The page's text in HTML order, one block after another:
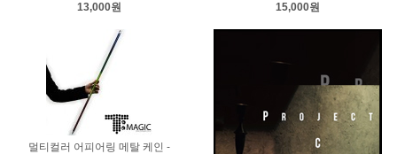
13,000원
15,000원
멀티컬러 어피어링 메탈 케인 -